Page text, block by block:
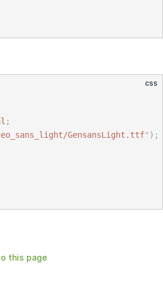
css
;
GensansLight.ttf" );
this page